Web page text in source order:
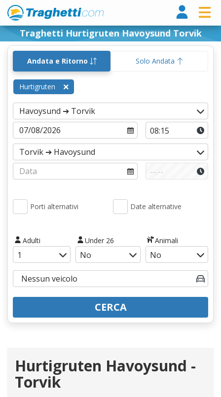
Traghetti Hurtigruten Havoysund Torvik
Andata e Ritorno Solo Andata
Hurtigruten
Porti alternativi Date alternative
Adulti Under 26 Animali
CERCA
Hurtigruten Havoysund -
Torvik